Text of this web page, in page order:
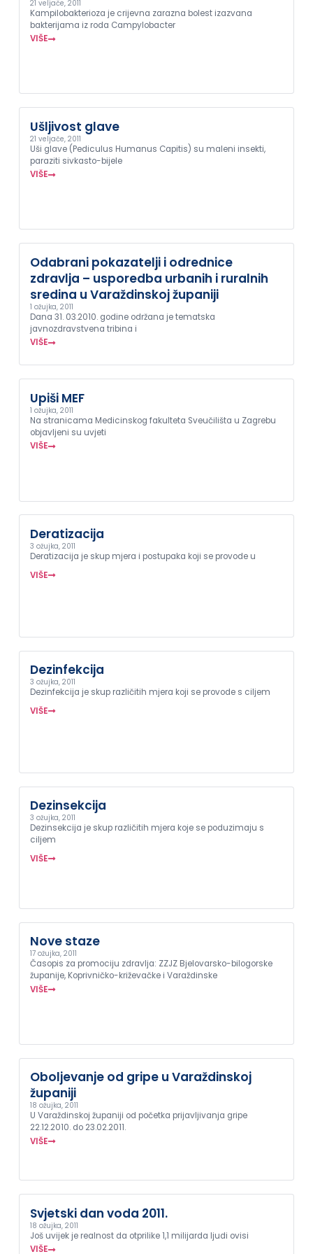
21 veljače, 2011
Kampilobakterioza je crijevna zarazna bolest izazvana
bakterijama iz roda Campylobacter
VIŠE
Ušljivost glave
21 veljače, 2011
Uši glave (Pediculus Humanus Capitis) su maleni insekti,
paraziti sivkasto-bijele
VIŠE
Odabrani pokazatelji i odrednice
zdravlja – usporedba urbanih i ruralnih
sredina u Varaždinskoj županiji
1 ožujka, 2011
Dana 31. 03.2010. godine održana je tematska
javnozdravstvena tribina i
VIŠE
Upiši MEF
1 ožujka, 2011
Na stranicama Medicinskog fakulteta Sveučilišta u Zagrebu
objavljeni su uvjeti
VIŠE
Deratizacija
3 ožujka, 2011
Deratizacija je skup mjera i postupaka koji se provode u
VIŠE
Dezinfekcija
3 ožujka, 2011
Dezinfekcija je skup različitih mjera koji se provode s ciljem
VIŠE
Dezinsekcija
3 ožujka, 2011
Dezinsekcija je skup različitih mjera koje se poduzimaju s
ciljem
VIŠE
Nove staze
17 ožujka, 2011
Časopis za promociju zdravlja: ZZJZ Bjelovarsko-bilogorske
županije, Koprivničko-križevačke i Varaždinske
VIŠE
Oboljevanje od gripe u Varaždinskoj
županiji
18 ožujka, 2011
U Varaždinskoj županiji od početka prijavljivanja gripe
22.12.2010. do 23.02.2011.
VIŠE
Svjetski dan voda 2011.
18 ožujka, 2011
Još uvijek je realnost da otprilike 1,1 milijarda ljudi ovisi
VIŠE